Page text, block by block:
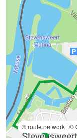
© route.network | ©